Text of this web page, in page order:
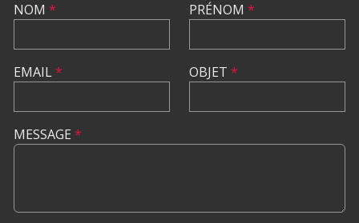
NOM *
EMAIL*
PRÉNOM *
OBJET *
MESSAGE *